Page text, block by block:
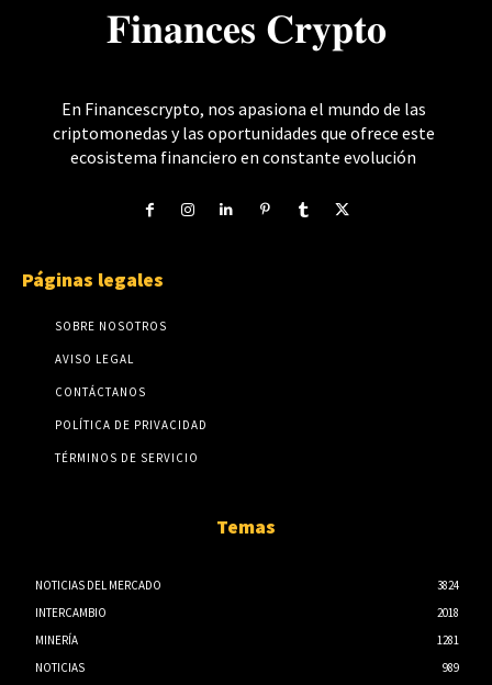
𝐅𝐢𝐧𝐚𝐧𝐜𝐞𝐬 𝐂𝐫𝐲𝐩𝐭𝐨
En Financescrypto, nos apasiona el mundo de las
criptomonedas y las oportunidades que ofrece este
ecosistema financiero en constante evolución
Páginas legales
SOBRE NOSOTROS
AVISO LEGAL
CONTÁCTANOS
POLÍTICA DE PRIVACIDAD
TÉRMINOS DE SERVICIO
Temas
NOTICIAS DEL MERCADO
3824
INTERCAMBIO
2018
MINERÍA
1281
NOTICIAS
989